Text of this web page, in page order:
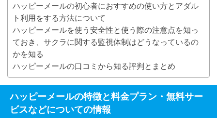
ハッピーメールの初心者におすすめの使い方とアダル
ト利用をする方法について
ハッピーメールを使う安全性と使う際の注意点を知っ
ておき、サクラに関する監視体制はどうなっているの
かを知る
ハッピーメールの口コミから知る評判とまとめ
ハッピーメールの特徴と料金プラン・無料サー
ビスなどについての情報